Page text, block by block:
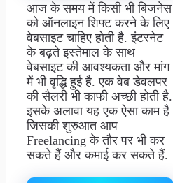
आज के समय में किसी भी बिजनेस
को ऑनलाइन शिफ्ट करने के लिए
वेबसाइट चाहिए होती है. इंटरनेट
के बढ़ते इस्तेमाल के साथ
वेबसाइट की आवश्यकता और मांग
में भी वृद्धि हुई है. एक वेब डेवलपर
की सैलरी भी काफी अच्छी होती है.
इसके अलावा यह एक ऐसा काम है
जिसकी शुरुआत आप
Freelancing के तौर पर भी कर
सकते हैं और कमाई कर सकते हैं.